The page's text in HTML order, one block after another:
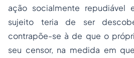
ação socialmente
sujeito teria de ser
contrapõe-se à de que o
seu censor, na medida em